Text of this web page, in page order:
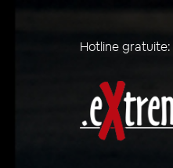
Hotline gratuite: